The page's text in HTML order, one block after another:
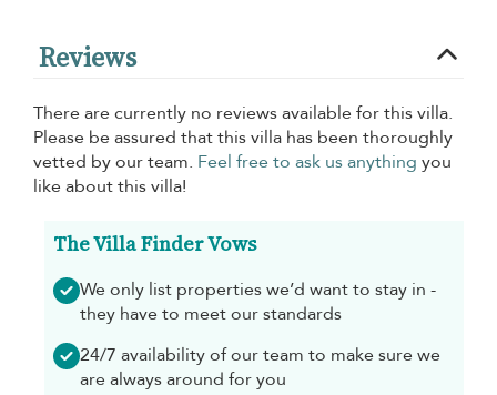
Reviews
There are currently no reviews available for this villa.
Please be assured that this villa has been thoroughly
vetted by our team. Feel free to ask us anything you
like about this villa!
The Villa Finder Vows
We only list properties we’d want to stay in -
they have to meet our standards
24/7 availability of our team to make sure we
are always around for you